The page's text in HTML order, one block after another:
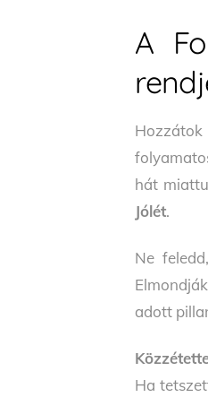
A
Hozzátok
hát
Jólét.
Ne feledd,
adott
Ha